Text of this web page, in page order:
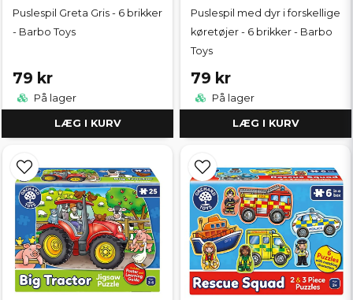
Puslespil Greta Gris - 6 brikker
- Barbo Toys
79 kr
På lager
LÆG I KURV
Puslespil med dyr i forskellige
køretøjer - 6 brikker - Barbo
Toys
79 kr
På lager
LÆG I KURV